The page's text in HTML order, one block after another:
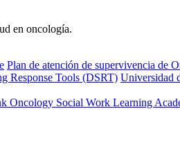
en oncología.
Plan de atención de supervivencia de
Response Tools (DSRT) Universidad
Oncology Social Work Learning